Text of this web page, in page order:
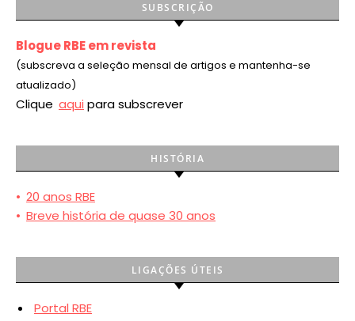
SUBSCRIÇÃO
Blogue RBE em revista
(subscreva a seleção mensal de artigos e mantenha-se
atualizado)
Clique aqui para subscrever
HISTÓRIA
• 20 anos RBE
• Breve história de quase 30 anos
LIGAÇÕES ÚTEIS
Portal RBE